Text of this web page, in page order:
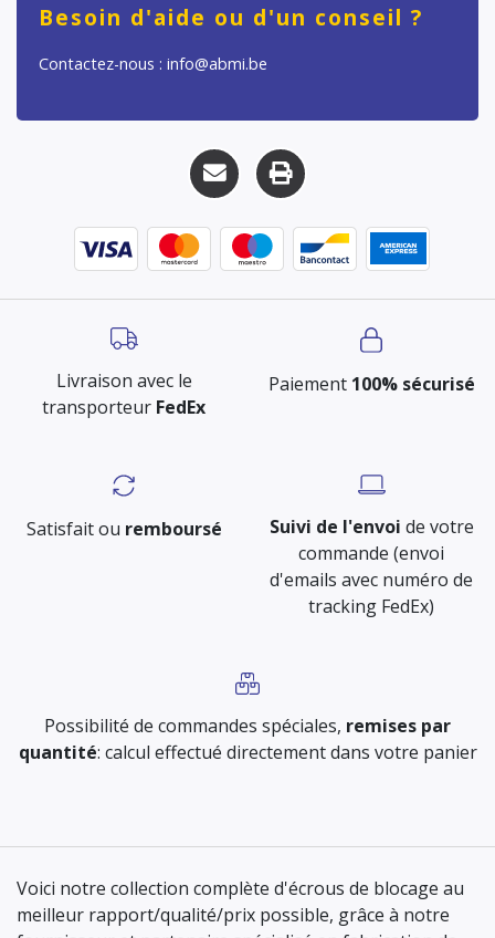
Besoin d'aide ou d'un conseil ?
Contactez-nous : info@abmi.be
Livraison avec le
transporteur FedEx
Paiement 100% sécurisé
Satisfait ou remboursé Suivi de l'envoi de votre
commande (envoi
d'emails avec numéro de
tracking FedEx)
Possibilité de commandes spéciales, remises par
quantité: calcul effectué directement dans votre panier
Voici notre collection complète d'écrous de blocage au
meilleur rapport/qualité/prix possible, grâce à notre